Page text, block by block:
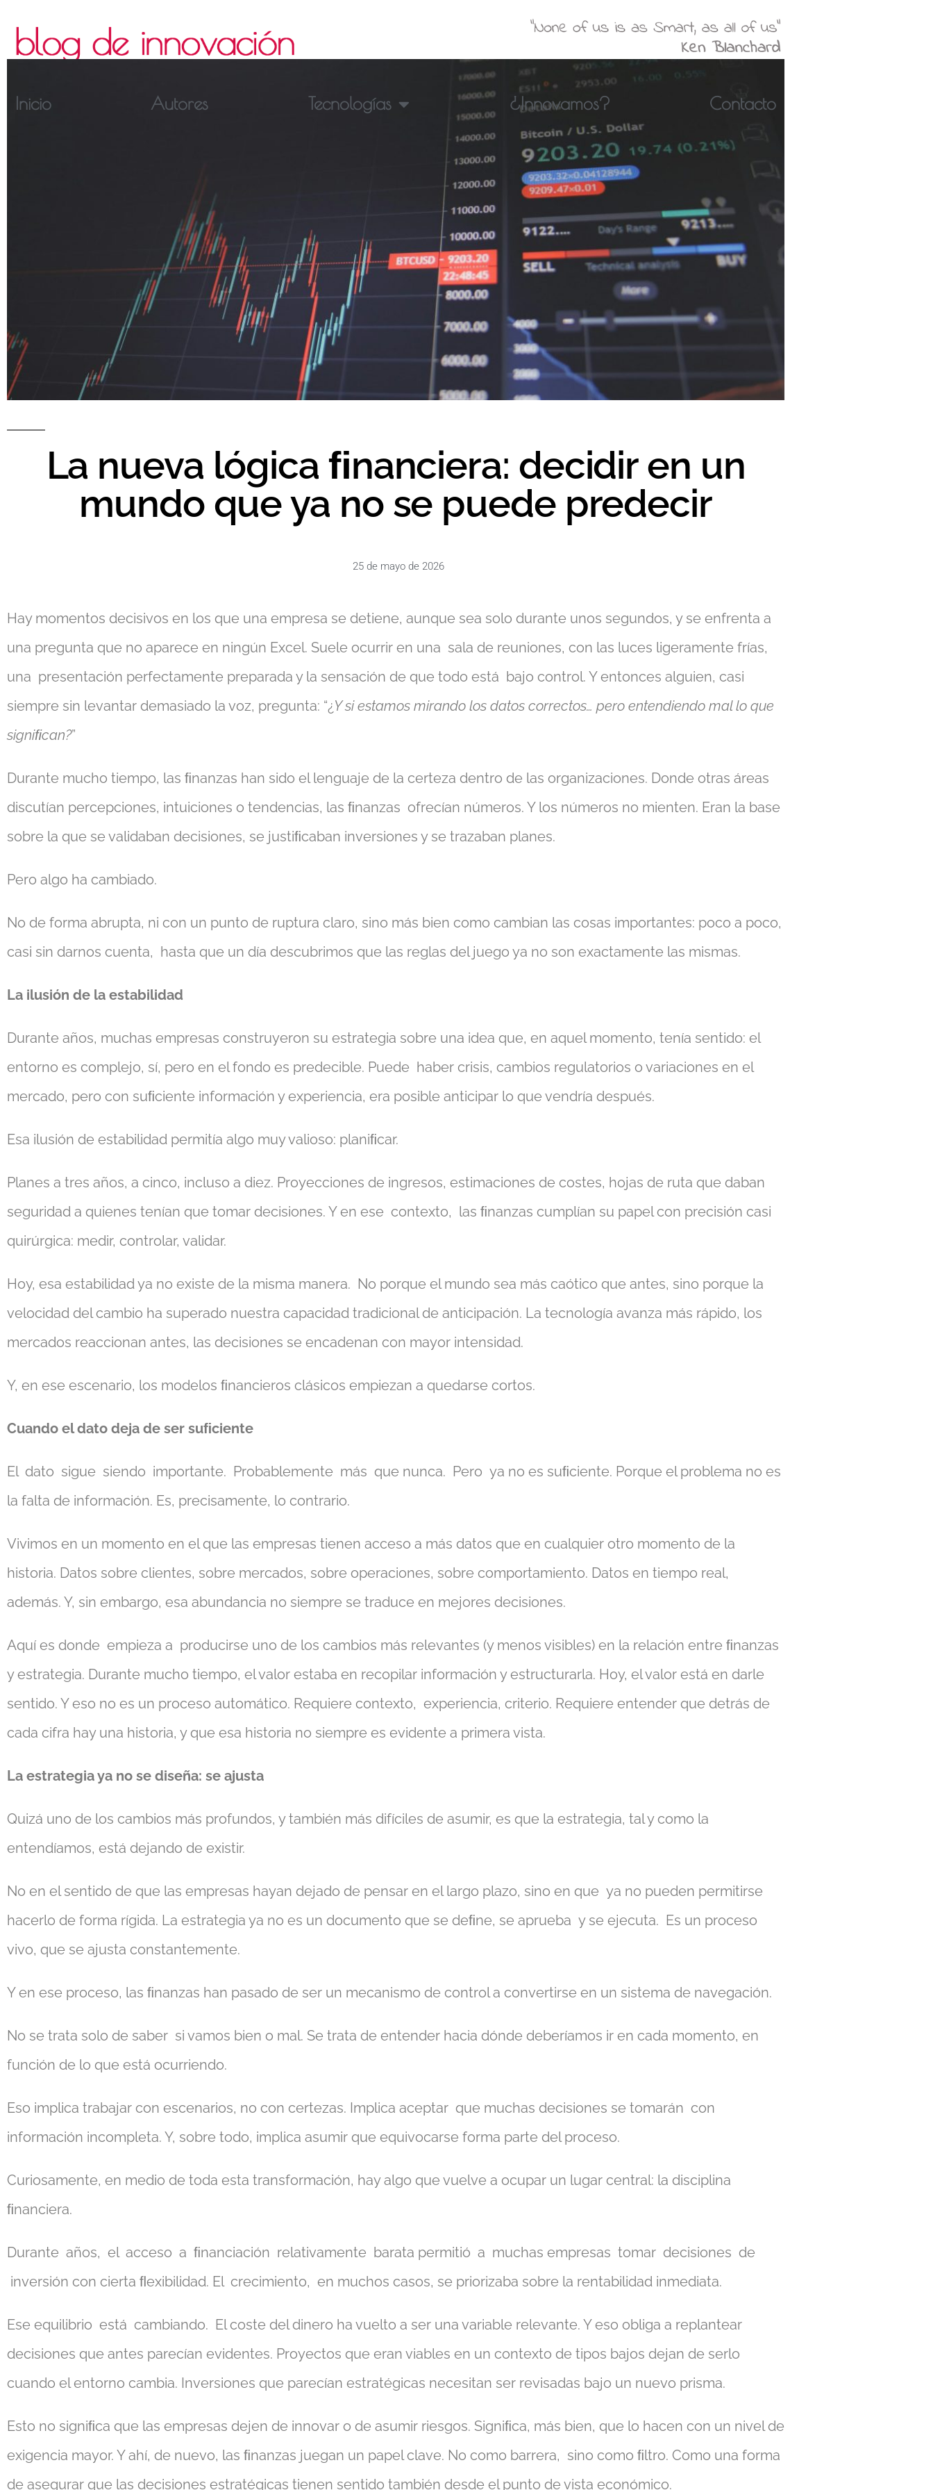
Inicio Autores Tecnologías ¿Innovamos? Contacto
La nueva lógica ﬁnanciera: decidir en un
mundo que ya no se puede predecir
25 de mayo de 2026
Hay momentos decisivos en los que una empresa se detiene, aunque sea solo durante unos segundos, y se enfrenta a
una pregunta que no aparece en ningún Excel. Suele ocurrir en una sala de reuniones, con las luces ligeramente frías,
una presentación perfectamente preparada y la sensación de que todo está bajo control. Y entonces alguien, casi
siempre sin levantar demasiado la voz, pregunta: “¿Y si estamos mirando los datos correctos… pero entendiendo mal lo que
signiﬁcan?”
Durante mucho tiempo, las ﬁnanzas han sido el lenguaje de la certeza dentro de las organizaciones. Donde otras áreas
discutían percepciones, intuiciones o tendencias, las ﬁnanzas ofrecían números. Y los números no mienten. Eran la base
sobre la que se validaban decisiones, se justiﬁcaban inversiones y se trazaban planes.
Pero algo ha cambiado.
No de forma abrupta, ni con un punto de ruptura claro, sino más bien como cambian las cosas importantes: poco a poco,
casi sin darnos cuenta, hasta que un día descubrimos que las reglas del juego ya no son exactamente las mismas.
La ilusión de la estabilidad
Durante años, muchas empresas construyeron su estrategia sobre una idea que, en aquel momento, tenía sentido: el
entorno es complejo, sí, pero en el fondo es predecible. Puede haber crisis, cambios regulatorios o variaciones en el
mercado, pero con suﬁciente información y experiencia, era posible anticipar lo que vendría después.
Esa ilusión de estabilidad permitía algo muy valioso: planiﬁcar.
Planes a tres años, a cinco, incluso a diez. Proyecciones de ingresos, estimaciones de costes, hojas de ruta que daban
seguridad a quienes tenían que tomar decisiones. Y en ese contexto, las ﬁnanzas cumplían su papel con precisión casi
quirúrgica: medir, controlar, validar.
Hoy, esa estabilidad ya no existe de la misma manera. No porque el mundo sea más caótico que antes, sino porque la
velocidad del cambio ha superado nuestra capacidad tradicional de anticipación. La tecnología avanza más rápido, los
mercados reaccionan antes, las decisiones se encadenan con mayor intensidad.
Y, en ese escenario, los modelos ﬁnancieros clásicos empiezan a quedarse cortos.
Cuando el dato deja de ser suﬁciente
El dato sigue siendo importante. Probablemente más que nunca. Pero ya no es suﬁciente. Porque el problema no es
la falta de información. Es, precisamente, lo contrario.
Vivimos en un momento en el que las empresas tienen acceso a más datos que en cualquier otro momento de la
historia. Datos sobre clientes, sobre mercados, sobre operaciones, sobre comportamiento. Datos en tiempo real,
además. Y, sin embargo, esa abundancia no siempre se traduce en mejores decisiones.
Aquí es donde empieza a producirse uno de los cambios más relevantes (y menos visibles) en la relación entre ﬁnanzas
y estrategia. Durante mucho tiempo, el valor estaba en recopilar información y estructurarla. Hoy, el valor está en darle
sentido. Y eso no es un proceso automático. Requiere contexto, experiencia, criterio. Requiere entender que detrás de
cada cifra hay una historia, y que esa historia no siempre es evidente a primera vista.
La estrategia ya no se diseña: se ajusta
Quizá uno de los cambios más profundos, y también más difíciles de asumir, es que la estrategia, tal y como la
entendíamos, está dejando de existir.
No en el sentido de que las empresas hayan dejado de pensar en el largo plazo, sino en que ya no pueden permitirse
hacerlo de forma rígida. La estrategia ya no es un documento que se deﬁne, se aprueba y se ejecuta. Es un proceso
vivo, que se ajusta constantemente.
Y en ese proceso, las ﬁnanzas han pasado de ser un mecanismo de control a convertirse en un sistema de navegación.
No se trata solo de saber si vamos bien o mal. Se trata de entender hacia dónde deberíamos ir en cada momento, en
función de lo que está ocurriendo.
Eso implica trabajar con escenarios, no con certezas. Implica aceptar que muchas decisiones se tomarán con
información incompleta. Y, sobre todo, implica asumir que equivocarse forma parte del proceso.
Curiosamente, en medio de toda esta transformación, hay algo que vuelve a ocupar un lugar central: la disciplina
ﬁnanciera.
Durante años, el acceso a ﬁnanciación relativamente barata permitió a muchas empresas tomar decisiones de
inversión con cierta ﬂexibilidad. El crecimiento, en muchos casos, se priorizaba sobre la rentabilidad inmediata.
Ese equilibrio está cambiando. El coste del dinero ha vuelto a ser una variable relevante. Y eso obliga a replantear
decisiones que antes parecían evidentes. Proyectos que eran viables en un contexto de tipos bajos dejan de serlo
cuando el entorno cambia. Inversiones que parecían estratégicas necesitan ser revisadas bajo un nuevo prisma.
Esto no signiﬁca que las empresas dejen de innovar o de asumir riesgos. Signiﬁca, más bien, que lo hacen con un nivel de
exigencia mayor. Y ahí, de nuevo, las ﬁnanzas juegan un papel clave. No como barrera, sino como ﬁltro. Como una forma
de asegurar que las decisiones estratégicas tienen sentido también desde el punto de vista económico.